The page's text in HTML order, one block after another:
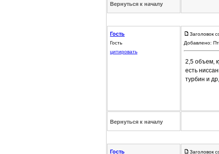
Вернуться к началу
Гость
Гость
цитировать
Заголовок
Добавлено:
2,5 объем,
есть
турбин и
Вернуться к началу
Гость Заголовок